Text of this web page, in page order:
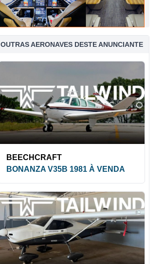
OUTRAS AERONAVES DESTE ANUNCIANTE
BEECHCRAFT
BONANZA V35B 1981 À VENDA